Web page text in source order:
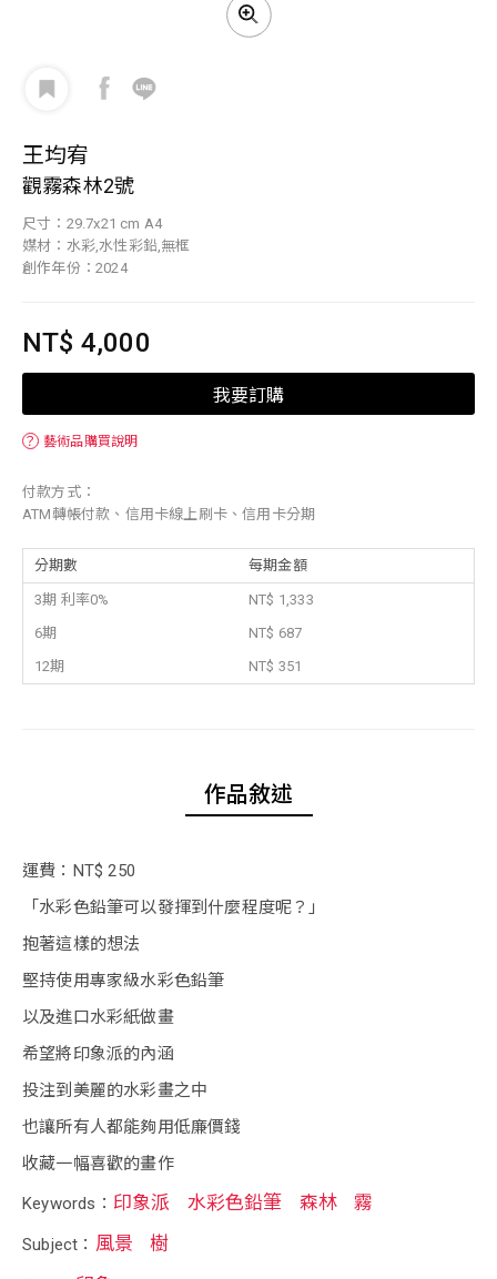
王均宥
觀霧森林2號
尺寸：29.7x21 cm A4
媒材：水彩,水性彩鉛,無框
創作年份：2024
NT$ 4,000
我要訂購
？ 藝術品購買說明
付款方式：
ATM轉帳付款、信用卡線上刷卡、信用卡分期
分期數 每期金額
3期 利率0%
NT$ 1,333
6期
NT$ 687
12期
NT$ 351
作品敘述
運費：NT$ 250
「水彩色鉛筆可以發揮到什麼程度呢？」
抱著這樣的想法
堅持使用專家級水彩色鉛筆
以及進口水彩紙做畫
希望將印象派的內涵
投注到美麗的水彩畫之中
也讓所有人都能夠用低廉價錢
收藏一幅喜歡的畫作
Keywords： 印象派 水彩色鉛筆 森林 霧
Subject： 風景 樹